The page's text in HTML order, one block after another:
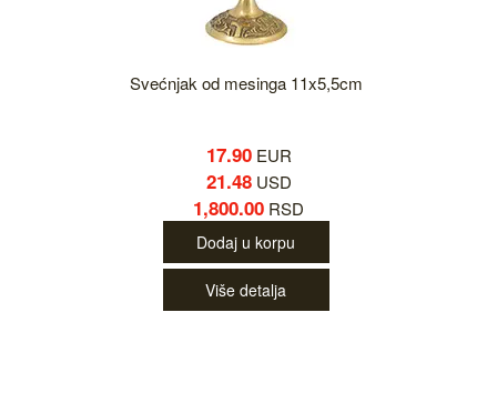
Svećnjak od mesinga 11x5,5cm
17.90EUR
21.48USD
1,800.00 RSD
Dodaj u korpu
Više detalja